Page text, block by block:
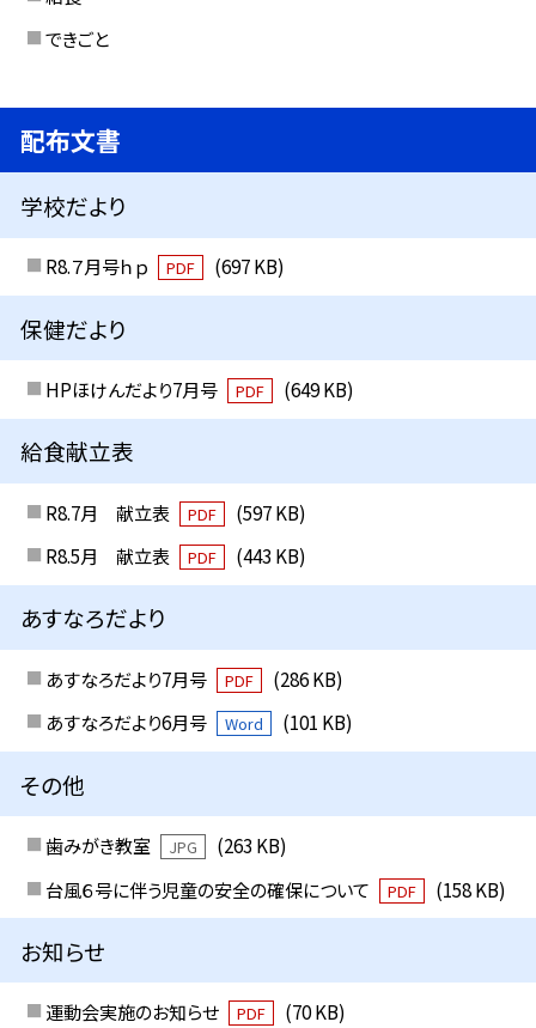
できごと
配布文書
学校だより
R8.７月号ｈｐ PDF (697 KB)
保健だより
HPほけんだより7月号 PDF (649 KB)
給食献立表
R8.7月 献立表 PDF
(597 KB)
R8.5月 献立表
PDF (443 KB)
あすなろだより
あすなろだより7月号 PDF
(286 KB)
あすなろだより6月号
Word (101 KB)
その他
歯みがき教室 JPG
(263 KB)
台風６号に伴う児童の安全の確保について
PDF (158 KB)
お知らせ
運動会実施のお知らせ PDF
(70 KB)